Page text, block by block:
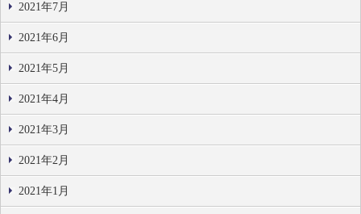
2021年7月
2021年6月
2021年5月
2021年4月
2021年3月
2021年2月
2021年1月